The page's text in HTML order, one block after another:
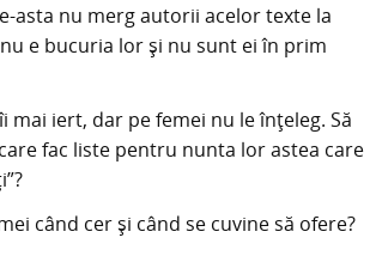
asta nu merg autorii acelor texte la
e bucuria lor și nu sunt ei în prim
mai iert, dar pe femei nu le înțeleg. Să
fac liste pentru nunta lor astea care
când cer și când se cuvine să ofere?